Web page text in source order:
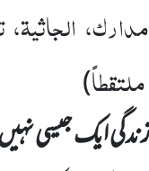
الجاثیۃ،
)
ایک جیسی